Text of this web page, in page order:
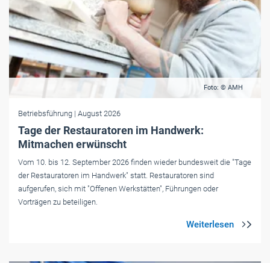
Foto: © AMH
Betriebsführung | August 2026
Tage der Restauratoren im Handwerk:
Mitmachen erwünscht
Vom 10. bis 12. September 2026 finden wieder bundesweit die "Tage
der Restauratoren im Handwerk" statt. Restauratoren sind
aufgerufen, sich mit "Offenen Werkstätten", Führungen oder
Vorträgen zu beteiligen.